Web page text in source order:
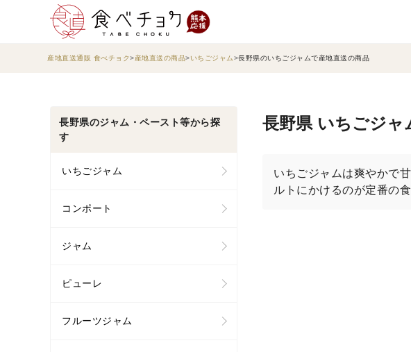
産地直送通販 食べチョク 産地直送の商品 いちごジャム 長野県のいちごジャムで産地直送の商品
長野県 いちごジャ
いちごジャムは爽やかで
ルトにかけるのが定番の
長野県のジャム・ペースト等から探
す
いちごジャム
コンポート
ジャム
ピューレ
フルーツジャム